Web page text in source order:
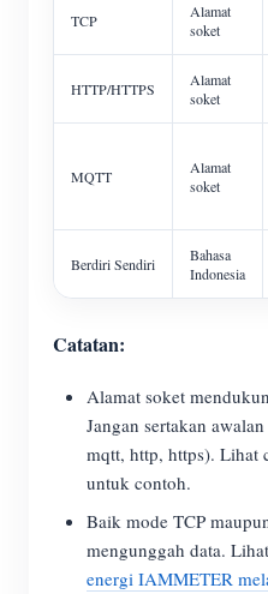
TCP
Alamat
soket
HTTP/HTTPS
Alamat
soket
MQTT
Alamat
soket
Berdiri Sendiri
Bahasa
Indonesia
Catatan:
Alamat soket
Jangan sertakan
mqtt, http, https). Lihat
untuk contoh.
Baik mode TCP
mengunggah data. Lihat
energi IAMMETER